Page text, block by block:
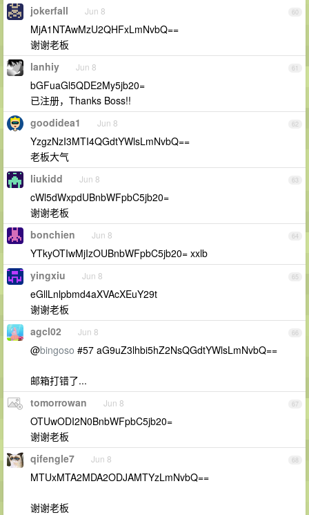
60
jokerfall Jun 8
MjA1NTAwMzU2QHFxLmNvbQ==
谢谢老板
61
lanhiy Jun 8
bGFuaGl5QDE2My5jb20=
已注册，Thanks Boss!!
62
goodidea1 Jun 8
YzgzNzI3MTI4QGdtYWlsLmNvbQ==
老板大气
63
liukidd Jun 8
cWl5dWxpdUBnbWFpbC5jb20=
谢谢老板
64
bonchien Jun 8
YTkyOTIwMjIzOUBnbWFpbC5jb20= xxlb
65
yingxiu Jun 8
eGllLnlpbmd4aXVAcXEuY29t
谢谢老板
66
agcl02 Jun 8
@bingoso #57 aG9uZ3lhbi5hZ2NsQGdtYWlsLmNvbQ==
邮箱打错了...
67
tomorrowan Jun 8
OTUwODI2N0BnbWFpbC5jb20=
谢谢老板
68
qifengle7 Jun 8
MTUxMTA2MDA2ODJAMTYzLmNvbQ==
谢谢老板